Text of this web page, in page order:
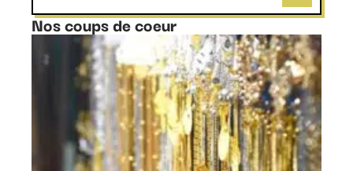
Nos coups de coeur